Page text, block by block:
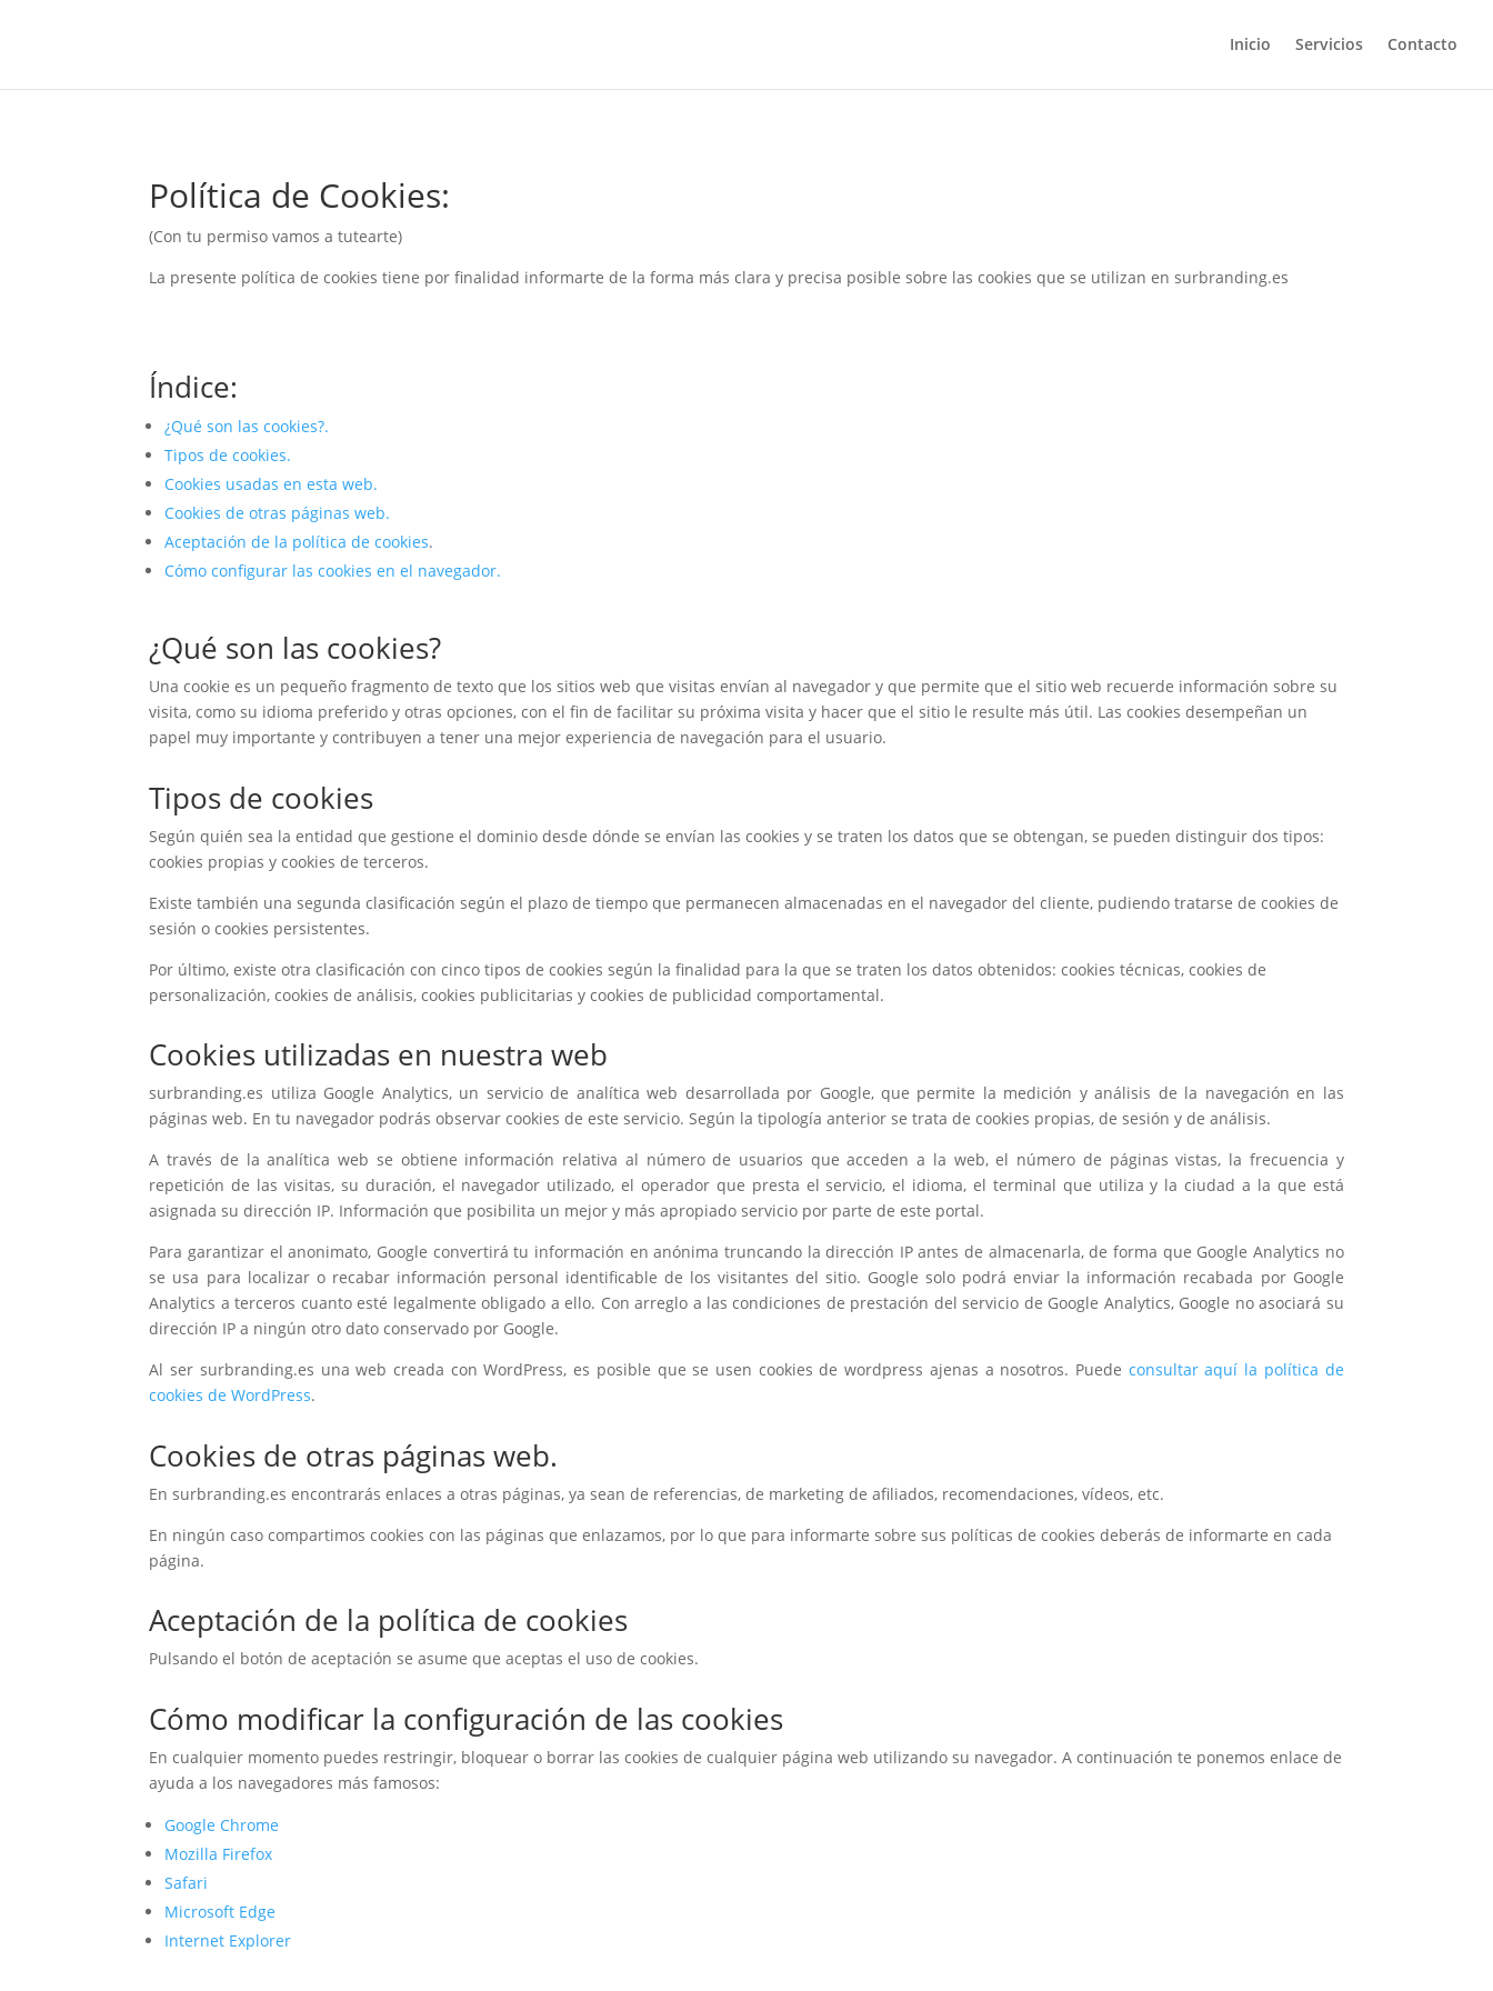
Inicio Servicios Contacto
Política de Cookies:
(Con tu permiso vamos a tutearte)
La presente política de cookies tiene por finalidad informarte de la forma más clara y precisa posible sobre las cookies que se utilizan en surbranding.es
Índice:
¿Qué son las cookies?.
Tipos de cookies.
Cookies usadas en esta web.
Cookies de otras páginas web.
Aceptación de la política de cookies.
Cómo configurar las cookies en el navegador.
¿Qué son las cookies?
Una cookie es un pequeño fragmento de texto que los sitios web que visitas envían al navegador y que permite que el sitio web recuerde información sobre su
visita, como su idioma preferido y otras opciones, con el fin de facilitar su próxima visita y hacer que el sitio le resulte más útil. Las cookies desempeñan un
papel muy importante y contribuyen a tener una mejor experiencia de navegación para el usuario.
Tipos de cookies
Según quién sea la entidad que gestione el dominio desde dónde se envían las cookies y se traten los datos que se obtengan, se pueden distinguir dos tipos:
cookies propias y cookies de terceros.
Existe también una segunda clasificación según el plazo de tiempo que permanecen almacenadas en el navegador del cliente, pudiendo tratarse de cookies de
sesión o cookies persistentes.
Por último, existe otra clasificación con cinco tipos de cookies según la finalidad para la que se traten los datos obtenidos: cookies técnicas, cookies de
personalización, cookies de análisis, cookies publicitarias y cookies de publicidad comportamental.
Cookies utilizadas en nuestra web
surbranding.es utiliza Google Analytics, un servicio de analítica web desarrollada por Google, que permite la medición y análisis de la navegación en las
páginas web. En tu navegador podrás observar cookies de este servicio. Según la tipología anterior se trata de cookies propias, de sesión y de análisis.
A través de la analítica web se obtiene información relativa al número de usuarios que acceden a la web, el número de páginas vistas, la frecuencia y
repetición de las visitas, su duración, el navegador utilizado, el operador que presta el servicio, el idioma, el terminal que utiliza y la ciudad a la que está
asignada su dirección IP. Información que posibilita un mejor y más apropiado servicio por parte de este portal.
Para garantizar el anonimato, Google convertirá tu información en anónima truncando la dirección IP antes de almacenarla, de forma que Google Analytics no
se usa para localizar o recabar información personal identificable de los visitantes del sitio. Google solo podrá enviar la información recabada por Google
Analytics a terceros cuanto esté legalmente obligado a ello. Con arreglo a las condiciones de prestación del servicio de Google Analytics, Google no asociará su
dirección IP a ningún otro dato conservado por Google.
Al ser surbranding.es una web creada con WordPress, es posible que se usen cookies de wordpress ajenas a nosotros. Puede consultar aquí la política de
cookies de WordPress.
Cookies de otras páginas web.
En surbranding.es encontrarás enlaces a otras páginas, ya sean de referencias, de marketing de afiliados, recomendaciones, vídeos, etc.
En ningún caso compartimos cookies con las páginas que enlazamos, por lo que para informarte sobre sus políticas de cookies deberás de informarte en cada
página.
Aceptación de la política de cookies
Pulsando el botón de aceptación se asume que aceptas el uso de cookies.
Cómo modificar la configuración de las cookies
En cualquier momento puedes restringir, bloquear o borrar las cookies de cualquier página web utilizando su navegador. A continuación te ponemos enlace de
ayuda a los navegadores más famosos:
Google Chrome
Mozilla Firefox
Safari
Microsoft Edge
Internet Explorer